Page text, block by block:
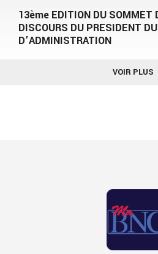
13ème EDITION DU SOMMET
DISCOURS DU PRESIDENT
D’ADMINISTRATION
VOIR PLUS